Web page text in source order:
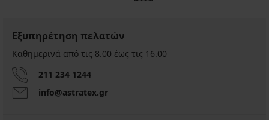
Εξυπηρέτηση πελατών
Καθημερινά από τις 8.00 έως τις 16.00
211 234 1244
info@astratex.gr